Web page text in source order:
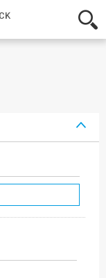
Hochschule
Osnabrück
-